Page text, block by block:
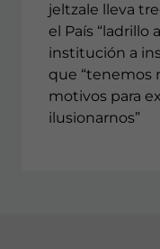
jeltzale lleva
el País “ladrillo
institución a
que “tenemos
motivos para
ilusionarnos”